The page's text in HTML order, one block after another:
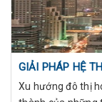
GIẢI PHÁP HỆ
Xu hướng đô thị